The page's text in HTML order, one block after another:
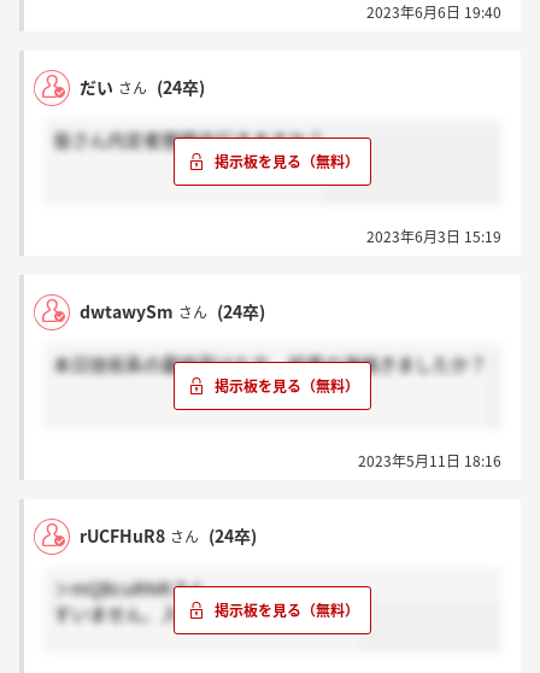
2023年6月6日 19:40
だい さん (24卒)
皆さん内定者懇親会行きますか？
2023年6月3日 15:19
dwtawySm さん (24卒)
本日技術系の最終受けた方、結果の連絡きましたか？
2023年5月11日 18:16
rUCFHuR8 さん (24卒)
＞mQBcuRNRさん
すいません、入力ミスで？付いてます